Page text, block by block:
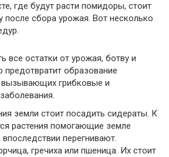
где будут расти помидоры, стоит
сбора урожая. Вот несколько
все остатки от урожая, ботву и
предотвратит образование
вызывающих грибковые и
земли стоит посадить сидераты. К
растения помогающие земле
впоследствии перегнивают.
гречиха или пшеница. Их стоит